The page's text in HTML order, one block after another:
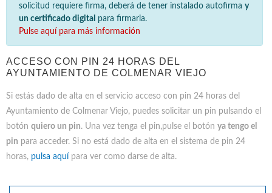
solicitud requiere firma, deberá de tener instalado autofirma y
un certificado digital para firmarla.
Pulse aquí para más información
ACCESO CON PIN 24 HORAS DEL
AYUNTAMIENTO DE COLMENAR VIEJO
Si estás dado de alta en el servicio acceso con pin 24 horas del
Ayuntamiento de Colmenar Viejo, puedes solicitar un pin pulsando el
botón quiero un pin. Una vez tenga el pin,pulse el botón ya tengo el
pin para acceder. Si no está dado de alta en el sistema de pin 24
horas, pulsa aquí para ver como darse de alta.